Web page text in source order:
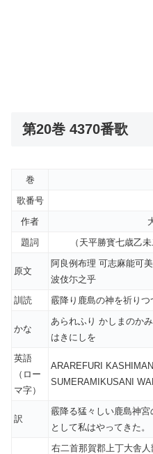
第20巻 4370番歌
巻
歌番号
作者
題詞
（天平勝寳七歳乙
原文
阿良例布理 可志麻能可
波伎尓之乎
訓読
霰降り鹿島の神を祈り
かな
あられふり かしまのか
はきにしを
英語
（ロー
マ字）
ARAREFURI
SUMERAMIKUSANI
訳
霰降る猛々しい鹿島神
として私はやってきた。
右二首那賀郡上丁大舎